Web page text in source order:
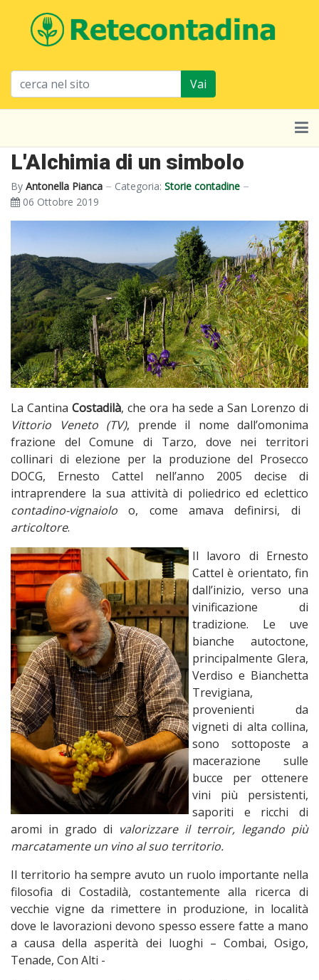
Vai
L'Alchimia di un simbolo
By Antonella Pianca Categoria: Storie contadine
06 Ottobre 2019
La Cantina Costadilà, che ora ha sede a San Lorenzo di
Vittorio Veneto (TV), prende il nome dall’omonima
frazione del Comune di Tarzo, dove nei territori
collinari di elezione per la produzione del Prosecco
DOCG, Ernesto Cattel nell’anno 2005 decise di
intraprendere la sua attività di poliedrico ed eclettico
contadino-vignaiolo o, come amava definirsi, di
articoltore.
Il lavoro di Ernesto
Cattel è orientato, fin
dall’inizio, verso una
vinificazione di
tradizione. Le uve
bianche autoctone,
principalmente Glera,
Verdiso e Bianchetta
Trevigiana,
provenienti da
vigneti di alta collina,
sono sottoposte a
macerazione sulle
bucce per ottenere
vini più persistenti,
saporiti e ricchi di
aromi in grado di valorizzare il terroir, legando più
marcatamente un vino al suo territorio.
Il territorio ha sempre avuto un ruolo importante nella
filosofia di Costadilà, costantemente alla ricerca di
vecchie vigne da rimettere in produzione, in località
dove le lavorazioni devono spesso essere fatte a mano
a causa della asperità dei luoghi – Combai, Osigo,
Tenade, Con Alti -